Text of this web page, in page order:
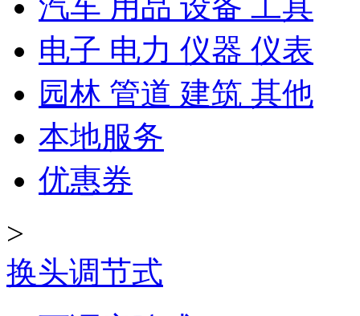
电子 电力 仪器 仪表
园林 管道 建筑 其他
本地服务
优惠券
>
换头调节式